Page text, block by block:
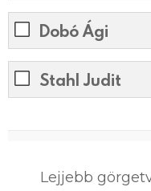
Dobó Ági
Stahl Judit
Lejjebb